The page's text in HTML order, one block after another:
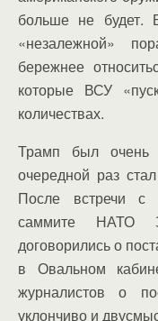
больше не будет.
«незалежной»
бережнее
которые ВСУ
количествах.
Трамп был очень
очередной раз
После встречи с
саммите НАТО
договорились о
в Овальном
журналистов о
уклончиво и